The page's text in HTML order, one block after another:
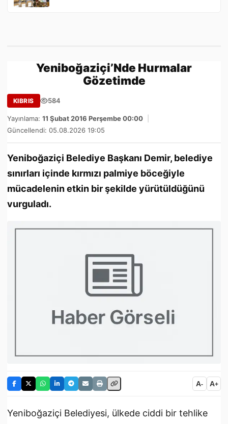
Yeniboğaziçi’Nde Hurmalar
Gözetimde
KIBRIS 584
Yayınlama: 11 Şubat 2016 Perşembe 00:00
Güncellendi: 05.08.2026 19:05
Yeniboğaziçi Belediye Başkanı Demir, belediye
sınırları içinde kırmızı palmiye böceğiyle
mücadelenin etkin bir şekilde yürütüldüğünü
vurguladı.
A- A+
Yeniboğaziçi Belediyesi, ülkede ciddi bir tehlike